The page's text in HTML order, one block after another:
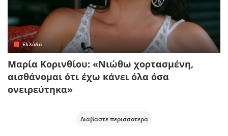
Ελλάδα
Μαρία Κορινθίου: «Νιώθω χορτασμένη,
αισθάνομαι ότι έχω κάνει όλα όσα
ονειρεύτηκα»
Διαβαστε περισσοτερα